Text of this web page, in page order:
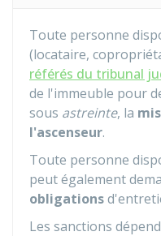
Toute personne
(locataire,
référés du tribunal
de l'immeuble pour
sous astreinte, la
l'ascenseur.
Toute personne
peut également
obligations
Les sanctions